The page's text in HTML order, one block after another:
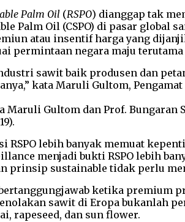
Palm Oil (RSPO) dianggap tak
Palm Oil (CSPO) di pasar global
atau insentif harga yang
permintaan negara maju terutama
sawit baik produsen dan
kata Maruli Gultom,
Gultom dan Prof. Bungaran
lebih banyak memuat
menjadi bukti RSPO lebih
sustainable tidak perlu
ketika
sawit di Eropa
rapeseed, dan sun flower.